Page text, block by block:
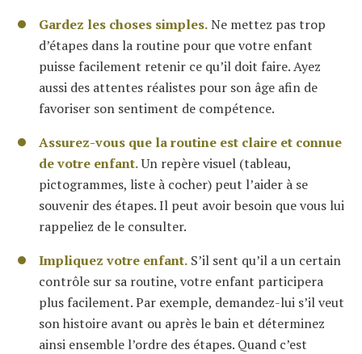
Gardez les choses simples.Ne mettez pas trop
d’étapes dans la routine pour que votre enfant
puisse facilement retenir ce qu’il doit faire. Ayez
aussi des attentes réalistes pour son âge afin de
favoriser son sentiment de compétence.
Assurez-vous que la routine est claire et connue
de votre enfant.Un repère visuel (tableau,
pictogrammes, liste à cocher) peut l’aider à se
souvenir des étapes. Il peut avoir besoin que vous lui
rappeliez de le consulter.
Impliquez votre enfant. S’il sent qu’il a un certain
contrôle sur sa routine, votre enfant participera
plus facilement. Par exemple, demandez-lui s’il veut
son histoire avant ou après le bain et déterminez
ainsi ensemble l’ordre des étapes. Quand c’est